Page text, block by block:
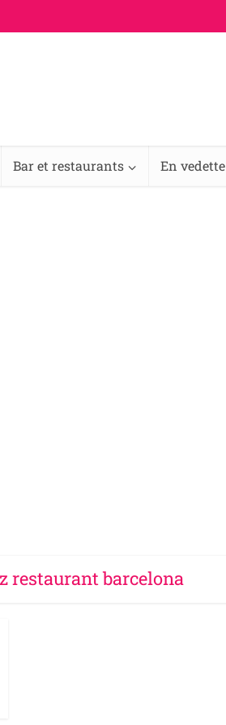
Bar et restaurants En vedette
restaurant barcelona